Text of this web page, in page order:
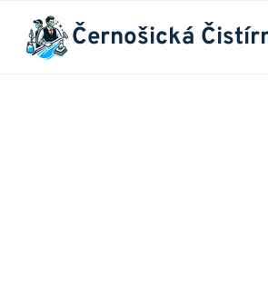
Přeskočit
obsah
Černošická